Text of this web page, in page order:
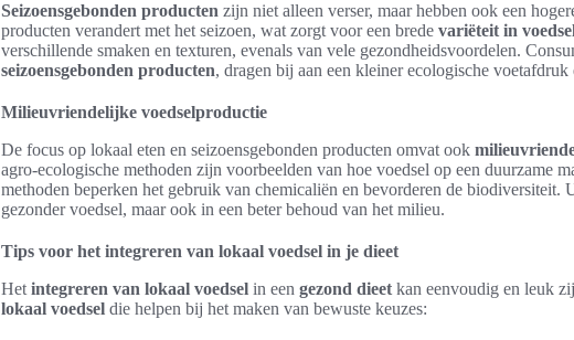
Seizoensgebonden producten zijn niet alleen verser, maar hebben ook een
producten verandert met het seizoen, wat zorgt voor een brede variëteit in
verschillende smaken en texturen, evenals van vele gezondheidsvoordelen.
seizoensgebonden producten, dragen bij aan een kleiner ecologische
Milieuvriendelijke voedselproductie
De focus op lokaal eten en seizoensgebonden producten omvat ook
agro-ecologische methoden zijn voorbeelden van hoe voedsel op een duurzame
methoden beperken het gebruik van chemicaliën en bevorderen de biodiversiteit.
gezonder voedsel, maar ook in een beter behoud van het milieu.
Tips voor het integreren van lokaal voedsel in je dieet
Het integreren van lokaal voedsel in een gezond dieet kan eenvoudig en leuk
lokaal voedsel die helpen bij het maken van bewuste keuzes: